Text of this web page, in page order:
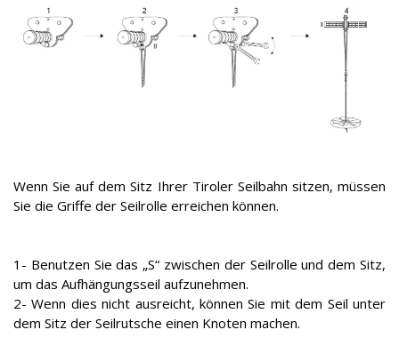
Wenn Sie auf dem Sitz Ihrer Tiroler Seilbahn sitzen, müssen
Sie die Griffe der Seilrolle erreichen können.
1- Benutzen Sie das „S“ zwischen der Seilrolle und dem Sitz,
um das Aufhängungsseil aufzunehmen.
2- Wenn dies nicht ausreicht, können Sie mit dem Seil unter
dem Sitz der Seilrutsche einen Knoten machen.